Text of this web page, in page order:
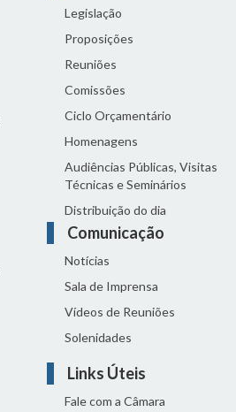
Legislação
Proposições
Reuniões
Comissões
Ciclo Orçamentário
Homenagens
Audiências Públicas, Visitas
Técnicas e Seminários
Distribuição do dia
Comunicação
Notícias
Sala de Imprensa
Vídeos de Reuniões
Solenidades
Links Úteis
Fale com a Câmara